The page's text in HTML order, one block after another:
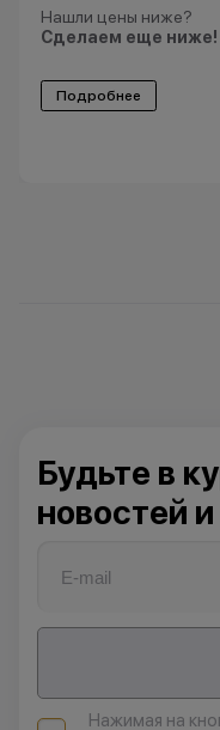
Нашли цены ниже?
Сделаем еще ниже!
Подробнее
Будьте в
новостей
Нажимая на